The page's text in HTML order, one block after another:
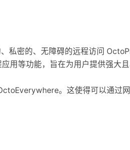
私密的、无障碍的远程访问
用等功能，旨在为用户提供强大且
。这使得可以通过